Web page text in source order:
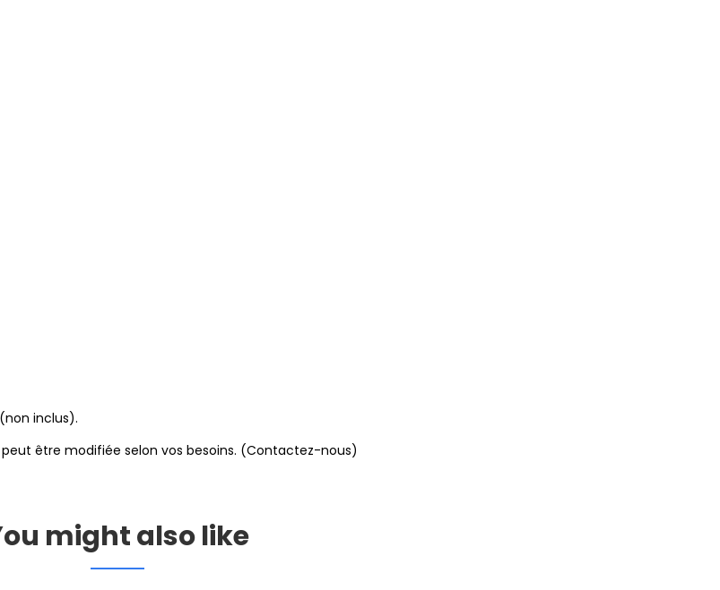
inclus).
être modifiée selon vos besoins. (Contactez-nous)
might also like